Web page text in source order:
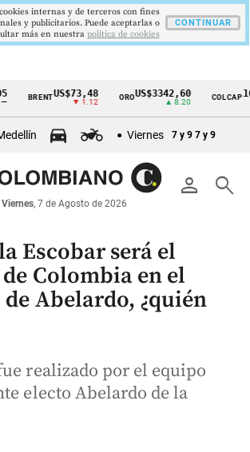
BRENT US$73,48
▼ 1.12
ORO US$3342,60 COLCAP
Viernes 7 y 9 7 y 9
person search
Viernes, 7 de Agosto de 2026
Escobar será el
Colombia en el
Abelardo, ¿quién
realizado por el equipo
electo Abelardo de la
internas y de terceros con fines
y publicitarios. Puede aceptarlas o
más en nuestra politica de cookies
CONTINUAR